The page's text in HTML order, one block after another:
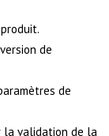
de
de
la validation de la